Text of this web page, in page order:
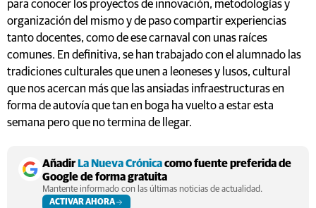
para conocer los proyectos de innovación, metodologías y
organización del mismo y de paso compartir experiencias
tanto docentes, como de ese carnaval con unas raíces
comunes. En definitiva, se han trabajado con el alumnado las
tradiciones culturales que unen a leoneses y lusos, cultural
que nos acercan más que las ansiadas infraestructuras en
forma de autovía que tan en boga ha vuelto a estar esta
semana pero que no termina de llegar.
AñadirLa Nueva Crónicacomo fuente preferida de
Google de forma gratuita
Mantente informado con las últimas noticias de actualidad.
ACTIVAR AHORA